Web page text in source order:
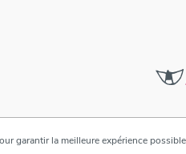
garantir la meilleure expérience